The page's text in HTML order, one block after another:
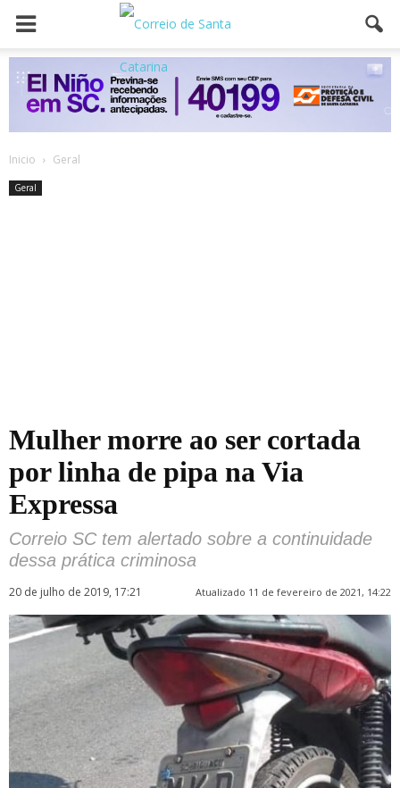
Inicio Geral
Geral
Mulher morre ao ser cortada
por linha de pipa na Via
Expressa
Correio SC tem alertado sobre a continuidade
dessa prática criminosa
20 de julho de 2019, 17:21 Atualizado 11 de fevereiro de 2021, 14:22